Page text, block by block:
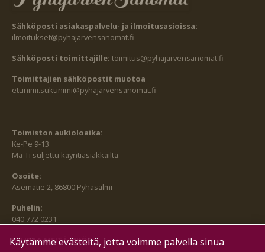
Sähköposti asiakaspalvelu- ja ilmoitusasioissa:
ilmoitukset@pyhajarvensanomat.fi
Sähköposti toimittajille: toimitus@pyhajarvensanomat.fi
Toimittajien sähköpostit muotoa
etunimi.sukunimi@pyhajarvensanomat.fi
Toimiston aukioloaika:
Ke-Pe 9-13
Ma-Ti suljettu käyntiasiakkailta
Osoite:
Asematie 2, 86800 Pyhäsalmi
Puhelin:
040 772 0231
SEURAA MEITÄ MYÖS:
Käytämme evästeitä, jotta voimme palvella sinua